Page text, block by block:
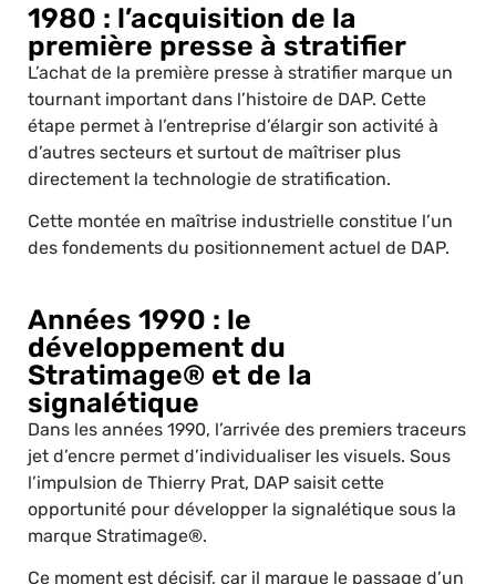
1980 : l’acquisition de la
première presse à stratifier
L’achat de la première presse à stratifier marque un
tournant important dans l’histoire de DAP. Cette
étape permet à l’entreprise d’élargir son activité à
d’autres secteurs et surtout de maîtriser plus
directement la technologie de stratification.
Cette montée en maîtrise industrielle constitue l’un
des fondements du positionnement actuel de DAP.
Années 1990 : le
développement du
Stratimage® et de la
signalétique
Dans les années 1990, l’arrivée des premiers traceurs
jet d’encre permet d’individualiser les visuels. Sous
l’impulsion de Thierry Prat, DAP saisit cette
opportunité pour développer la signalétique sous la
marque Stratimage®.
Ce moment est décisif, car il marque le passage d’un